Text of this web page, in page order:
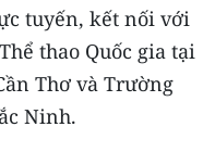
tuyến, kết nối với
thao Quốc gia tại
Thơ và Trường
Ninh.